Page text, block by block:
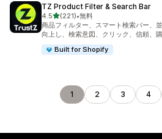
TZ Product Filter & Search Bar
4.55つ星中
(221)
合計レビュー数：221件
•無料
商品フィルター、スマート検索バー、
向上し、検索意図、クリック、信頼、
Built for Shopify
1 2 3 4